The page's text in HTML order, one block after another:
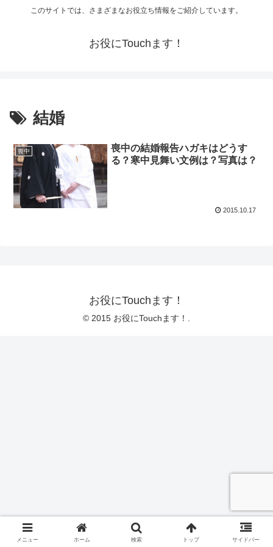
このサイトでは、さまざまなお役立ち情報をご紹介しています。
お役にTouchます！
結婚
喪中
喪中の結婚報告ハガキはどうす
る？寒中見舞い文例は？写真は？
2015.10.17
お役にTouchます！
© 2015 お役にTouchます！.
メニュー ホーム 検索 トップ サイドバー